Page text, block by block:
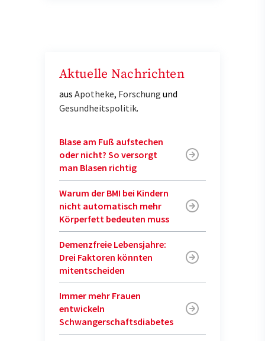
Aktuelle Nachrichten
aus Apotheke, Forschung und
Gesundheitspolitik.
Blase am Fuß aufstechen
oder nicht? So versorgt
man Blasen richtig
Warum der BMI bei Kindern
nicht automatisch mehr
Körperfett bedeuten muss
Demenzfreie Lebensjahre:
Drei Faktoren könnten
mitentscheiden
Immer mehr Frauen
entwickeln
Schwangerschaftsdiabetes